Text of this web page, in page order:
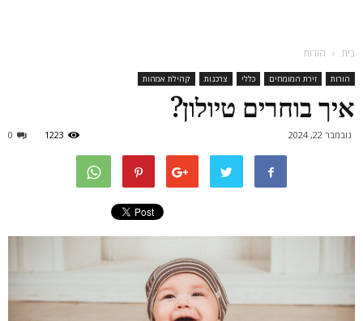
בית הורות
הורות זירת המומחים כללי צרכנות קהילת אמהות
איך בוחרים טיולון?
נובמבר 22, 2024 0 1223